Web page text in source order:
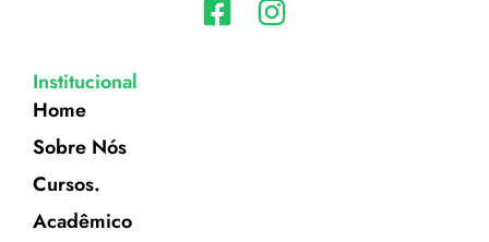
Institucional
Home
Sobre Nós
Cursos.
Acadêmico